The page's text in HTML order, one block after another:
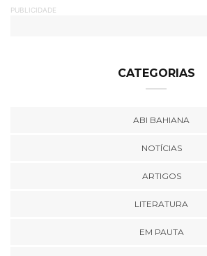
PUBLICIDADE
CATEGORIAS
ABI BAHIANA
NOTÍCIAS
ARTIGOS
LITERATURA
EM PAUTA